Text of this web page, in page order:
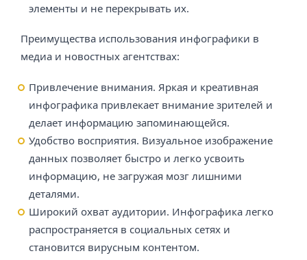
элементы и не перекрывать их.
Преимущества использования инфографики в
медиа и новостных агентствах:
Привлечение внимания. Яркая и креативная
инфографика привлекает внимание зрителей и
делает информацию запоминающейся.
Удобство восприятия. Визуальное изображение
данных позволяет быстро и легко усвоить
информацию, не загружая мозг лишними
деталями.
Широкий охват аудитории. Инфографика легко
распространяется в социальных сетях и
становится вирусным контентом.